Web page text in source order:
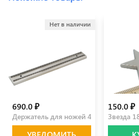
Нет в наличии
690.0 ₽
Держатель для ножей 45 см
150.0 ₽
Звезда